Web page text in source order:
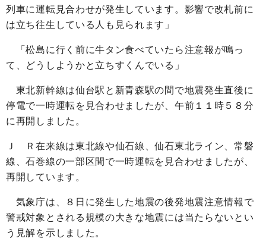
列車に運転見合わせが発生しています。影響で改札前に
は立ち往生している人も見られます」
「松島に行く前に牛タン食べていたら注意報が鳴っ
て、どうしようかと立ちすくんでいる」
東北新幹線は仙台駅と新青森駅の間で地震発生直後に
停電で一時運転を見合わせましたが、午前１１時５８分
に再開しました。
Ｊ Ｒ在来線は東北線や仙石線、仙石東北ライン、常磐
線、石巻線の一部区間で一時運転を見合わせましたが、
再開しています。
気象庁は、８日に発生した地震の後発地震注意情報で
警戒対象とされる規模の大きな地震には当たらないとい
う見解を示しました。